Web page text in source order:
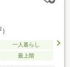
2）
一人暮らし
最上階